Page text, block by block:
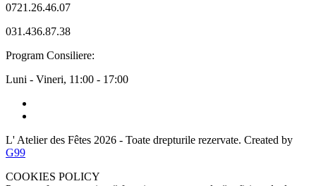
0721.26.46.07
031.436.87.38
Program Consiliere:
Luni - Vineri, 11:00 - 17:00
L' Atelier des Fêtes 2026 - Toate drepturile rezervate. Created by
G99
COOKIES POLICY